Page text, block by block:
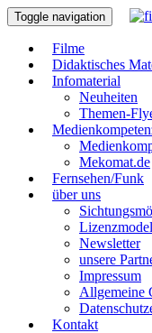
Toggle navigation
Filme
Didaktisches
Infomaterial
Neuheiten
Themen-
Mekomat.de
Fernsehen/Funk
über uns
Newsletter
unsere
Impressum
Allgemeine
Kontakt